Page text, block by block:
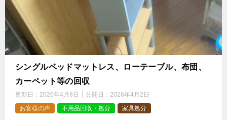
シングルベッドマットレス、ローテーブル、布団、
カーペット等の回収
更新日： 2026年4月8日 公開日： 2026年4月2日
お客様の声
不用品回収・処分 家具処分